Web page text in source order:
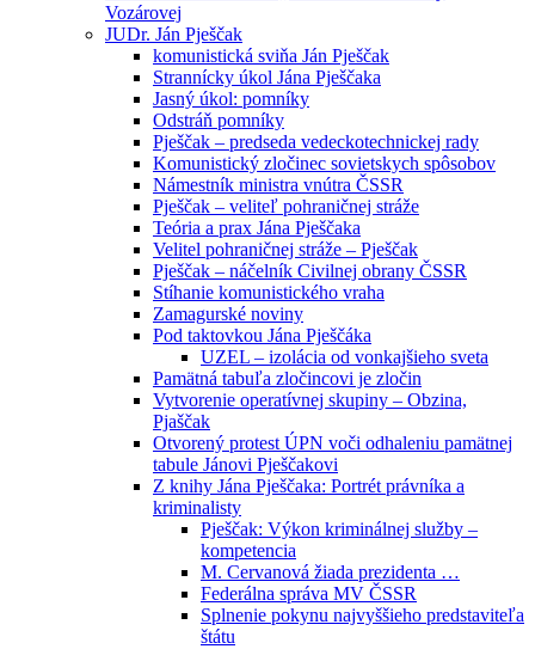
Vozárovej
JUDr. Ján Pješčak
komunistická sviňa Ján Pješčak
Strannícky úkol Jána Pješčaka
Jasný úkol: pomníky
Odstráň pomníky
Pješčak – predseda vedeckotechnickej rady
Komunistický zločinec sovietskych spôsobov
Námestník ministra vnútra ČSSR
Pješčak – veliteľ pohraničnej stráže
Teória a prax Jána Pješčaka
Velitel pohraničnej stráže – Pješčak
Pješčak – náčelník Civilnej obrany ČSSR
Stíhanie komunistického vraha
Zamagurské noviny
Pod taktovkou Jána Pješčáka
UZEL – izolácia od vonkajšieho sveta
Pamätná tabuľa zločincovi je zločin
Vytvorenie operatívnej skupiny – Obzina,
Pjaščak
Otvorený protest ÚPN voči odhaleniu pamätnej
tabule Jánovi Pješčakovi
Z knihy Jána Pješčaka: Portrét právníka a
kriminalisty
Pješčak: Výkon kriminálnej služby –
kompetencia
M. Cervanová žiada prezidenta …
Federálna správa MV ČSSR
Splnenie pokynu najvyššieho predstaviteľa
štátu